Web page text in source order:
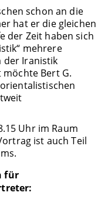
schon an die
hat er die gleichen
der Zeit haben sich
mehrere
der Iranistik
Bert G.
Uhr im Raum
ist auch Teil
für